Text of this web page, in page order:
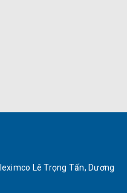
Lê Trọng Tấn, Dương